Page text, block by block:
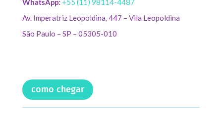
WhatsApp: +55 (11) 98114-4487
Av. Imperatriz Leopoldina, 447 – Vila Leopoldina
São Paulo – SP – 05305-010
como chegar